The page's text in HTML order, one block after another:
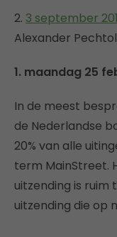
2. 3 september
Alexander
1. maandag 25
In de meest
de Nederlandse
20% van alle
term MainStreet.
uitzending is ruim
uitzending die op